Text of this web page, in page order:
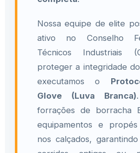
Nossa equipe de elite
ativo no Conselho
Técnicos Industriais
proteger a integridade
executamos o
Glove (Luva Branca)
forrações de borracha
equipamentos e propés
nos calçados,